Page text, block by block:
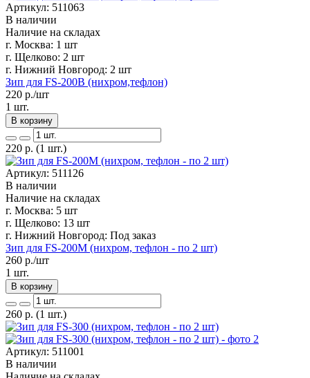
Артикул: 511063
В наличии
Наличие на складах
г. Москва: 1 шт
г. Щелково: 2 шт
г. Нижний Новгород: 2 шт
Зип для FS-200B (нихром,тефлон)
220 р./шт
1 шт.
В корзину
220 р. (1 шт.)
Артикул: 511126
В наличии
Наличие на складах
г. Москва: 5 шт
г. Щелково: 13 шт
г. Нижний Новгород: Под заказ
Зип для FS-200M (нихром, тефлон - по 2 шт)
260 р./шт
1 шт.
В корзину
260 р. (1 шт.)
Артикул: 511001
В наличии